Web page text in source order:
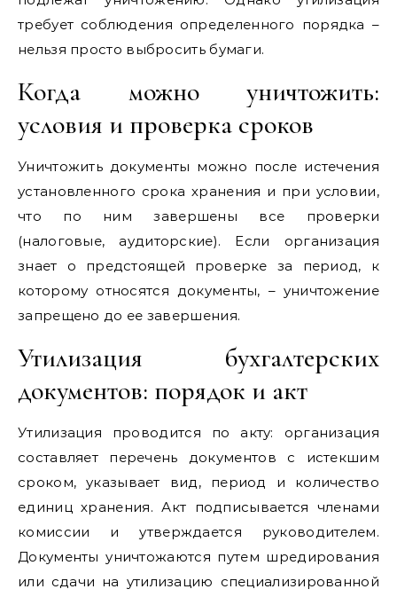
требует соблюдения определенного порядка –
нельзя просто выбросить бумаги.
Когда можно уничтожить:
условия и проверка сроков
Уничтожить документы можно после истечения
установленного срока хранения и при условии,
что по ним завершены все проверки
(налоговые, аудиторские). Если организация
знает о предстоящей проверке за период, к
которому относятся документы, – уничтожение
запрещено до ее завершения.
Утилизация бухгалтерских
документов: порядок и акт
Утилизация проводится по акту: организация
составляет перечень документов с истекшим
сроком, указывает вид, период и количество
единиц хранения. Акт подписывается членами
комиссии и утверждается руководителем.
Документы уничтожаются путем шредирования
или сдачи на утилизацию специализированной